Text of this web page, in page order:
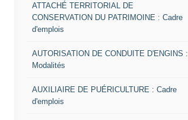
ATTACHÉ TERRITORIAL DE
CONSERVATION DU PATRIMOINE : Cadre
d'emplois
AUTORISATION DE CONDUITE D'ENGINS :
Modalités
AUXILIAIRE DE PUÉRICULTURE : Cadre
d'emplois